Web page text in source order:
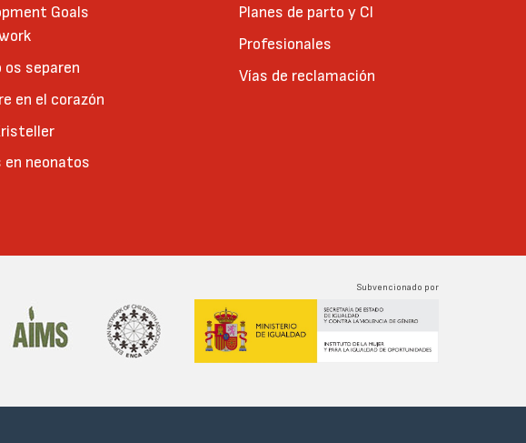
Goals
os separen
en el corazón
en neonatos
Planes de parto y CI
Profesionales
Vías de reclamación
Subvencionado por